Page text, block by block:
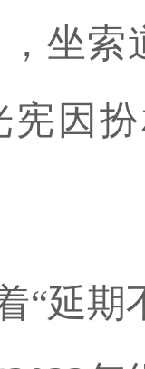
坐
宪因
“延期